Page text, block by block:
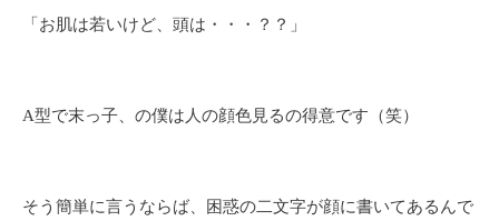
「お肌は若いけど、頭は・・・？？」
A型で末っ子、の僕は人の顔色見るの得意です（笑）
そう簡単に言うならば、困惑の二文字が顔に書いてあるんで